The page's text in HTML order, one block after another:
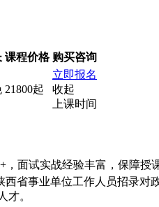
课程价格 购买咨询
21800起
立即报名
收起
上课时间
，面试实战经验丰富，保障授
西省事业单位工作人员招录对
才。